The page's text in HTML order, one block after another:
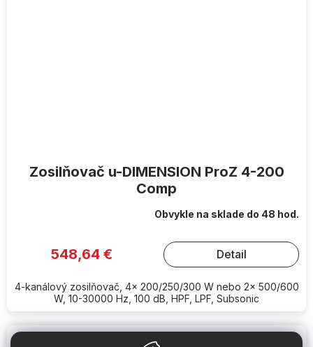
Zosilňovač u-DIMENSION ProZ 4-200
Comp
Obvykle na sklade do 48 hod.
548,64 € Detail
4-kanálový zosilňovač, 4x 200/250/300 W nebo 2x 500/600
W, 10-30000 Hz, 100 dB, HPF, LPF, Subsonic